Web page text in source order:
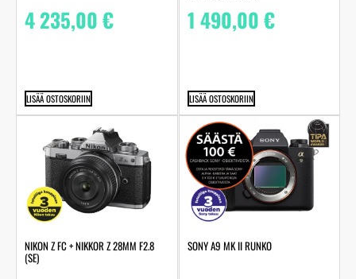
4 235,00€
LISÄÄ OSTOSKORIIN
1 490,00€
LISÄÄ OSTOSKORIIN
NIKON Z FC + NIKKOR Z 28MM F2.8
(SE)
SONY A9 MK II RUNKO